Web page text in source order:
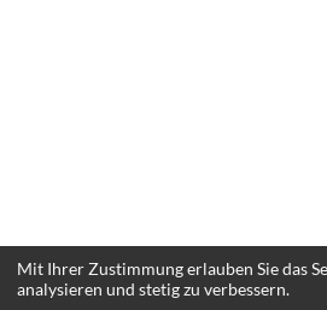
Mit Ihrer Zustimmung erlauben Sie das
analysieren und stetig zu verbessern.